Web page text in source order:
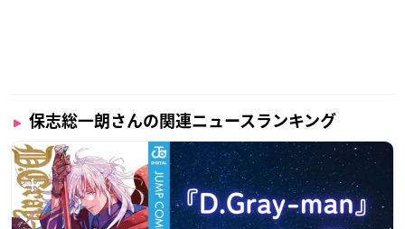
保志総一朗さんの関連ニュースランキング